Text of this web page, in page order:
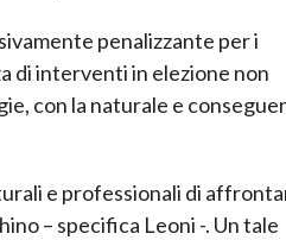
penalizzante per i
di interventi in elezione non
con la naturale e
e professionali di
– specifica Leoni -. Un tale